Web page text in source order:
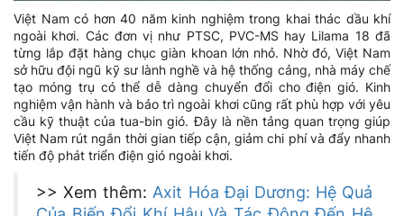
Việt Nam có hơn 40 năm kinh nghiệm trong khai thác dầu khí
ngoài khơi. Các đơn vị như PTSC, PVC-MS hay Lilama 18 đã
từng lắp đặt hàng chục giàn khoan lớn nhỏ. Nhờ đó, Việt Nam
sở hữu đội ngũ kỹ sư lành nghề và hệ thống cảng, nhà máy chế
tạo móng trụ có thể dễ dàng chuyển đổi cho điện gió. Kinh
nghiệm vận hành và bảo trì ngoài khơi cũng rất phù hợp với yêu
cầu kỹ thuật của tua-bin gió. Đây là nền tảng quan trọng giúp
Việt Nam rút ngắn thời gian tiếp cận, giảm chi phí và đẩy nhanh
tiến độ phát triển điện gió ngoài khơi.
>> Xem thêm: Axit Hóa Đại Dương: Hệ Quả